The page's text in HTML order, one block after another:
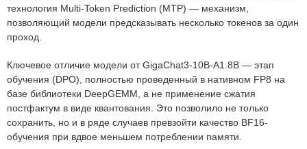
технология Multi-Token Prediction (MTP) — механизм,
позволяющий модели предсказывать несколько токенов за один
проход.
Ключевое отличие модели от GigaChat3-10B-A1.8B — этап
обучения (DPO), полностью проведенный в нативном FP8 на
базе библиотеки DeepGEMM, а не применение сжатия
постфактум в виде квантования. Это позволило не только
сохранить, но и в ряде случаев превзойти качество BF16-
обучения при вдвое меньшем потреблении памяти.